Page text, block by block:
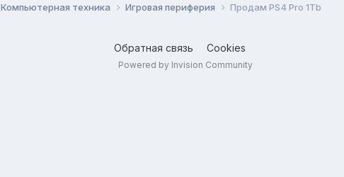
Компьютерная техника Игровая периферия Продам PS4 Pro 1Tb
Обратная связь Cookies
Powered by Invision Community